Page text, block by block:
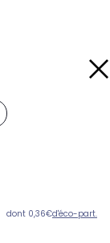
dont 0,36€d'éco-part.